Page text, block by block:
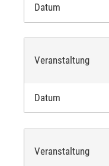
Datum
Veranstaltung
Datum
Veranstaltung